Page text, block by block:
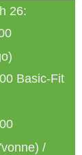
26:
Basic-Fit
/